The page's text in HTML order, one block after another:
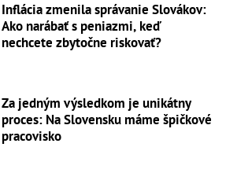
Inflácia zmenila správanie Slovákov:
Ako narábať s peniazmi, keď
nechcete zbytočne riskovať?
Za jedným výsledkom je unikátny
proces: Na Slovensku máme špičkové
pracovisko